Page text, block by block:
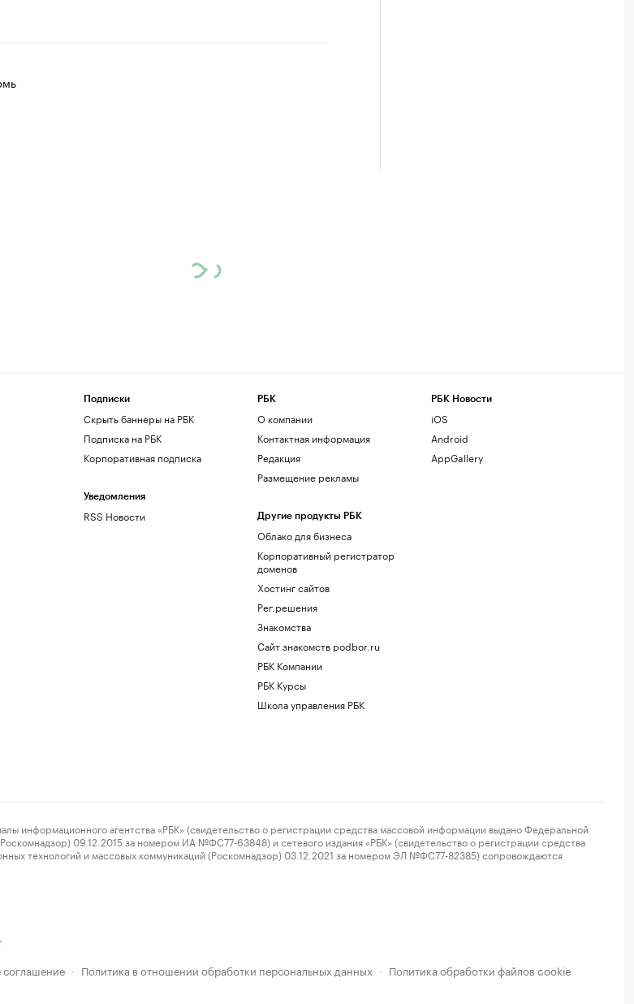
Подписки
Скрыть баннеры на РБК
Подписка на РБК
Корпоративная подписка
Уведомления
RSS Новости
РБК
О компании
Контактная информация
Редакция
Размещение рекламы
Другие продукты РБК
Облако для бизнеса
Корпоративный регистратор
доменов
Хостинг сайтов
Рег.решения
Знакомства
Сайт знакомств podbor.ru
РБК Компании
РБК Курсы
Школа управления РБК
РБК Новости
iOS
Android
AppGallery
агентства «РБК» (свидетельство о регистрации средства массовой информации выдано Федеральной
09.12.2015 за номером ИА №ФС77-63848) и сетевого издания «РБК» (свидетельство о регистрации средства
технологий и массовых коммуникаций (Роскомнадзор) 03.12.2021 за номером ЭЛ №ФС77-82385) сопровождаются
соглашение · Политика в отношении обработки персональных данных · Политика обработки файлов cookie